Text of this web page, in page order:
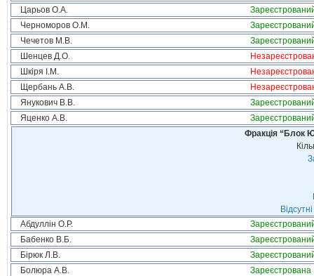
Царьов О.А.
Черноморов О.М.
Чечетов М.В.
Шенцев Д.О.
Шкіря І.М.
Щербань А.В.
Янукович В.В.
Яценко А.В.
Фракція “Блок
Абдуллін О.Р.
Бабенко В.Б.
Бірюк Л.В.
Болюра А.В.
Зареєстрована